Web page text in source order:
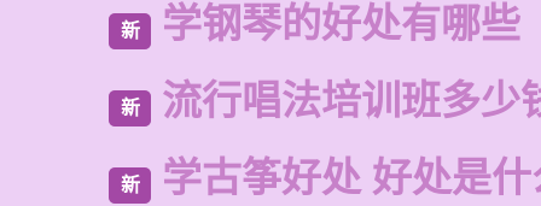
新 学钢琴的好处有哪些
新 流行唱法培训班多少
新 学古筝好处 好处是什